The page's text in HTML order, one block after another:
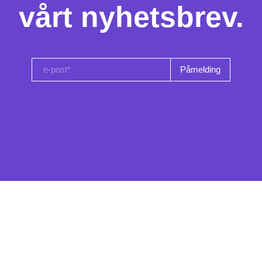
vårt nyhetsbrev.
e-post*